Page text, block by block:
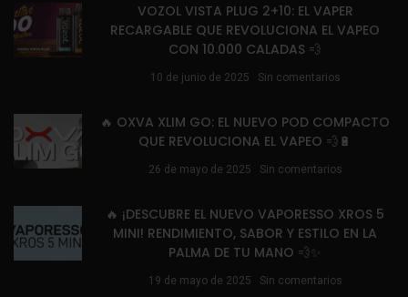
VOZOL VISTA PLUG 2+10: EL VAPER
RECARGABLE QUE REVOLUCIONA EL VAPEO
CON 10.000 CALADAS 💨
10 de junio de 2025 Sin comentarios
🔥 OXVA XLIM GO: EL NUEVO POD COMPACTO
QUE REVOLUCIONA EL VAPEO 💨🔋
26 de mayo de 2025 Sin comentarios
🔥 ¡DESCUBRE EL NUEVO VAPORESSO XROS 5
MINI! RENDIMIENTO, SABOR Y ESTILO EN LA
PALMA DE TU MANO 💨✨
19 de mayo de 2025 Sin comentarios